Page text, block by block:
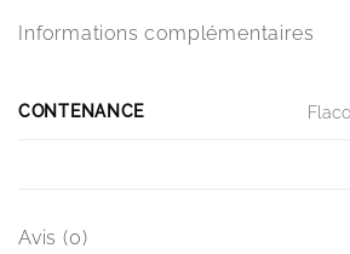
Informations complémentaires
CONTENANCE
Avis (0)